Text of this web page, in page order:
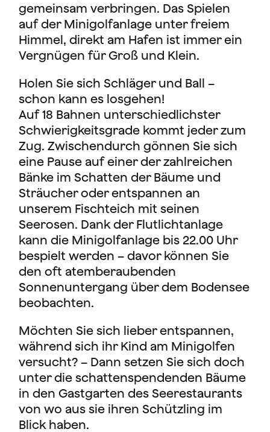
gemeinsam verbringen. Das Spielen
auf der Minigolfanlage unter freiem
Himmel, direkt am Hafen ist immer ein
Vergnügen für Groß und Klein.
Holen Sie sich Schläger und Ball –
schon kann es losgehen!
Auf 18 Bahnen unterschiedlichster
Schwierigkeitsgrade kommt jeder zum
Zug. Zwischendurch gönnen Sie sich
eine Pause auf einer der zahlreichen
Bänke im Schatten der Bäume und
Sträucher oder entspannen an
unserem Fischteich mit seinen
Seerosen. Dank der Flutlichtanlage
kann die Minigolfanlage bis 22.00 Uhr
bespielt werden – davor können Sie
den oft atemberaubenden
Sonnenuntergang über dem Bodensee
beobachten.
Möchten Sie sich lieber entspannen,
während sich ihr Kind am Minigolfen
versucht? – Dann setzen Sie sich doch
unter die schattenspendenden Bäume
in den Gastgarten des Seerestaurants
von wo aus sie ihren Schützling im
Blick haben.